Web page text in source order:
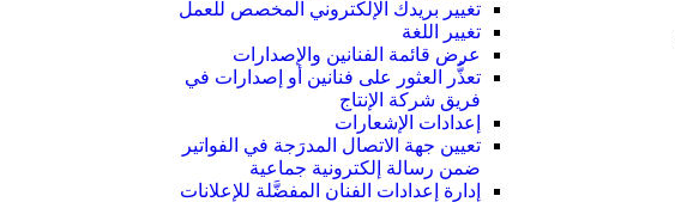
تغيير بريدك الإلكتروني المخصص للعمل
تغيير اللغة
عرض قائمة الفنانين والإصدارات
تعذُّر العثور على فنانين أو إصدارات في
فريق شركة الإنتاج
إعدادات الإشعارات
تعيين جهة الاتصال المدرَجة في الفواتير
ضمن رسالة إلكترونية جماعية
إدارة إعدادات الفنان المفضَّلة للإعلانات